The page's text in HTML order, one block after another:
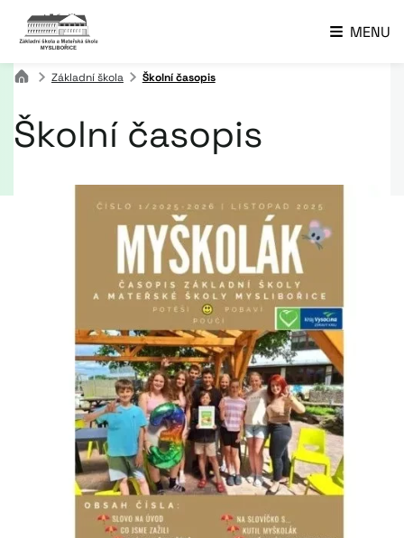
MENU
Základní škola Školní časopis
Školní časopis